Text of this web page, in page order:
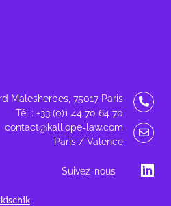
Malesherbes, 75017 Paris
Tél : +33 (0)1 44 70 64 70
contact@kalliope-law.com
Paris / Valence
Suivez-nous